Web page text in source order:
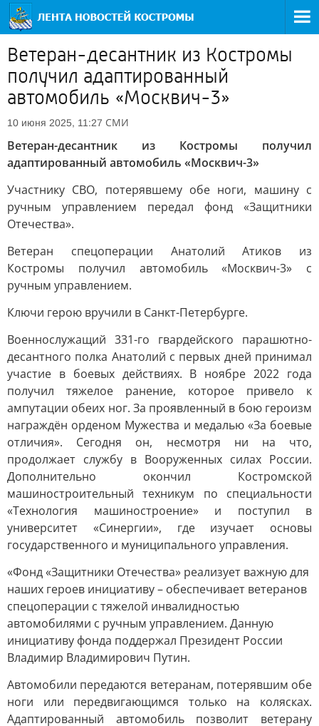
Ветеран-десантник из Костромы
получил адаптированный
автомобиль «Москвич-3»
10 июня 2025, 11:27 СМИ
Ветеран-десантник из Костромы получил
адаптированный автомобиль «Москвич-3»
Участнику СВО, потерявшему обе ноги, машину с
ручным управлением передал фонд «Защитники
Отечества».
Ветеран спецоперации Анатолий Атиков из
Костромы получил автомобиль «Москвич-3» с
ручным управлением.
Ключи герою вручили в Санкт-Петербурге.
Военнослужащий 331-го гвардейского парашютно-
десантного полка Анатолий с первых дней принимал
участие в боевых действиях. В ноябре 2022 года
получил тяжелое ранение, которое привело к
ампутации обеих ног. За проявленный в бою героизм
награждён орденом Мужества и медалью «За боевые
отличия». Сегодня он, несмотря ни на что,
продолжает службу в Вооруженных силах России.
Дополнительно окончил Костромской
машиностроительный техникум по специальности
«Технология машиностроение» и поступил в
университет «Синергии», где изучает основы
государственного и муниципального управления.
«Фонд «Защитники Отечества» реализует важную для
наших героев инициативу – обеспечивает ветеранов
спецоперации с тяжелой инвалидностью
автомобилями с ручным управлением. Данную
инициативу фонда поддержал Президент России
Владимир Владимирович Путин.
Автомобили передаются ветеранам, потерявшим обе
ноги или передвигающимся только на колясках.
Адаптированный автомобиль позволит ветерану